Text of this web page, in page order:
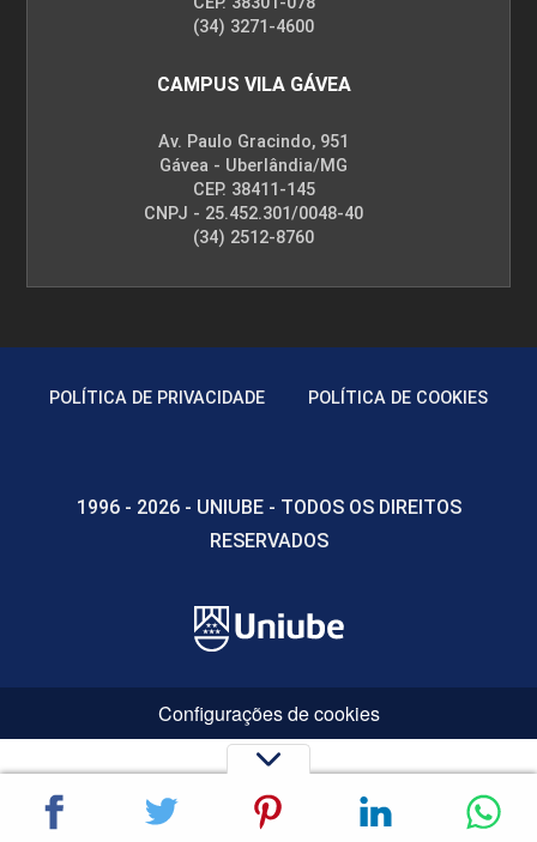
(34) 3271-4600
CAMPUS VILA GÁVEA
Av. Paulo Gracindo, 951
Gávea - Uberlândia/MG
CEP. 38411-145
CNPJ - 25.452.301/0048-40
(34) 2512-8760
POLÍTICA DE PRIVACIDADE POLÍTICA DE COOKIES
1996 - 2026 - UNIUBE - TODOS OS DIREITOS
RESERVADOS
Configurações de cookies